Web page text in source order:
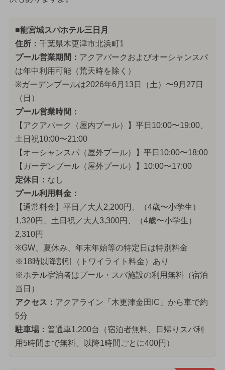
■龍宮城スパホテル三日月
住所： 千葉県木更津市北浜町1
プール営業期間： アクアパークおよびオーシャンスパ
は年中利用可能（荒天時を除く）
※ガーデンプールは2026年6月13日（土）〜9月27日
（日）
プール営業時間：
【アクアパーク（屋内プール）】平日10:00〜19:00、
土日祝10:00〜21:00
【オーシャンスパ（屋外プール）】平日10:00〜18:00
【ガーデンプール（屋外プール）】10:00〜17:00
定休日： なし
プール利用料金：
【通常料金】平日／大人2,200円、（4歳〜小学生）
1,320円、土日祝／大人3,300円、（4歳〜小学生）
2,310円
※GW、夏休み、年末年始等の特定日は特別料金
※18時以降割引（トワイライト料金）あり
※ホテル宿泊者はプール・スパ施設の利用無料（宿泊
当日）
アクセス： アクアライン「木更津金田IC」から車で約
5分
駐車場： 普通車1,200台（宿泊者無料、日帰りスパ利
用5時間まで無料。以降1時間ごとに400円）